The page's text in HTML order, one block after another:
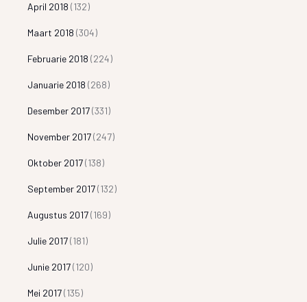
April 2018 (132)
Maart 2018 (304)
Februarie 2018 (224)
Januarie 2018 (268)
Desember 2017(331)
November 2017(247)
Oktober 2017(138)
September 2017(132)
Augustus 2017(169)
Julie 2017(181)
Junie 2017(120)
Mei 2017(135)